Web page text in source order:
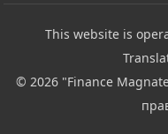
c
e
b
itt
er
This website is
© 2026 "Finance